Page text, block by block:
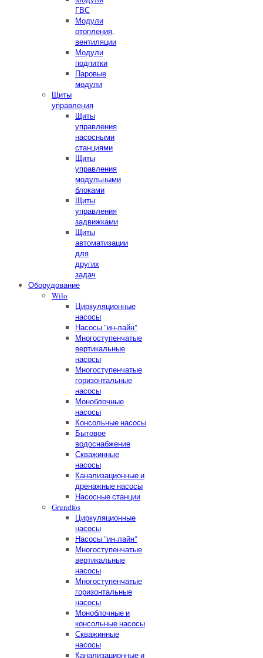
ГВС
Модули
отопления,
вентиляции
Модули
подпитки
Паровые
модули
Щиты
управления
Щиты
управления
насосными
станциями
Щиты
управления
модульными
блоками
Щиты
управления
задвижками
Щиты
автоматизации
для
других
задач
Оборудование
Wilo
Циркуляционные
насосы
Насосы "ин-лайн"
Многоступенчатые
вертикальные
насосы
Многоступенчатые
горизонтальные
насосы
Моноблочные
насосы
Консольные насосы
Бытовое
водоснабжение
Скважинные
насосы
Канализационные и
дренажные насосы
Насосные станции
Grundfos
Циркуляционные
насосы
Насосы "ин-лайн"
Многоступенчатые
вертикальные
насосы
Многоступенчатые
горизонтальные
насосы
Моноблочные и
консольные насосы
Скважинные
насосы
Канализационные и